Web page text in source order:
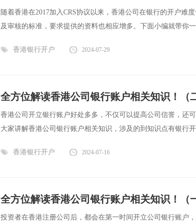
随着香港在2017加入CRS协议以来，香港公司在银行的开户难
及审核的标准，要求提供的资料也相应增多。下面小编就带你
香港银行开户 2024-07-29
全方位解读香港公司银行账户相关知识！（
香港公司开立银行账户好处多多，不仅可以提高公司信誉，还
大家讲解香港公司银行账户相关知识，涉及的到知识点有银行
香港银行开户 2024-07-16
全方位解读香港公司银行账户相关知识！（
投资者在香港注册公司后，都会在第一时间开立公司银行账户